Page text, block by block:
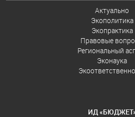
Актуально
Экополитика
Экопрактика
Правовые
Региональный
Эконаука
ИД